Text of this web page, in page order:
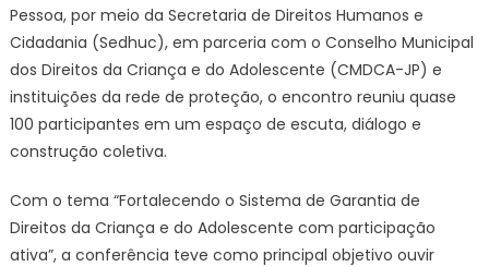
na
definição
Pessoa, por meio da Secretaria de Direitos Humanos e
Cidadania (Sedhuc), em parceria com o Conselho Municipal
dos Direitos da Criança e do Adolescente (CMDCA-JP) e
instituições da rede de proteção, o encontro reuniu quase
100 participantes em um espaço de escuta, diálogo e
construção coletiva.
Com o tema “Fortalecendo o Sistema de Garantia de
Direitos da Criança e do Adolescente com participação
ativa”, a conferência teve como principal objetivo ouvir